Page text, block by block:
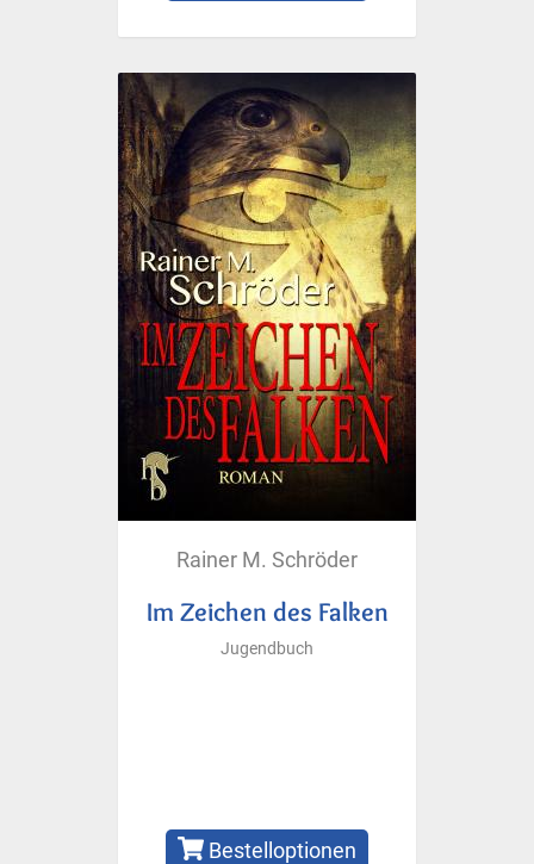
Rainer M. Schröder
Im Zeichen des Falken
Jugendbuch
Bestelloptionen